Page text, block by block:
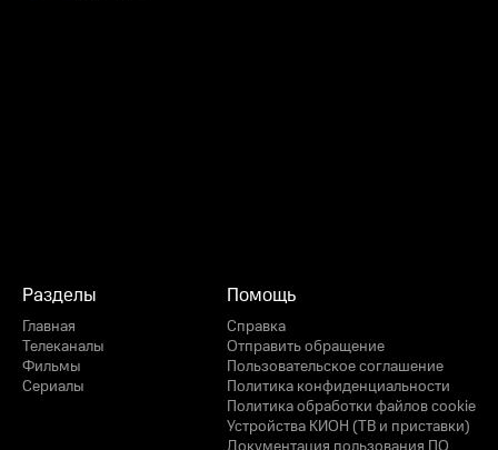
Разделы
Главная
Телеканалы
Фильмы
Сериалы
Помощь
Справка
Отправить обращение
Пользовательское соглашение
Политика конфиденциальности
Политика обработки файлов cookie
Устройства КИОН (ТВ и приставки)